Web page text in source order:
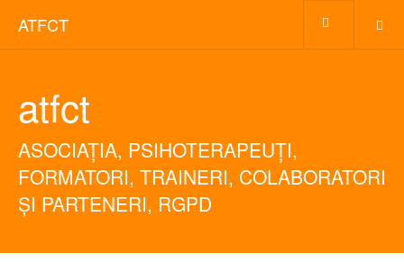
ATFCT
atfct
ASOCIAȚIA, PSIHOTERAPEUȚI,
FORMATORI, TRAINERI, COLABORATORI
ȘI PARTENERI, RGPD